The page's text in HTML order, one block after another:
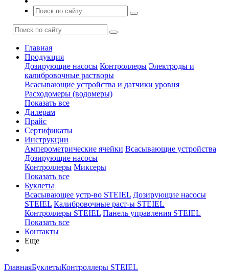
Главная
Продукция
Дозирующие насосы Контроллеры Электроды и
калибровочные растворы
Всасывающие устройства и датчики уровня
Расходомеры (водомеры)
Показать все
Дилерам
Прайс
Сертификаты
Инструкции
Амперометрические ячейки Всасывающие устройства
Дозирующие насосы
Контроллеры Миксеры
Показать все
Буклеты
Всасывающее устр-во STEIEL Дозирующие насосы
STEIEL Калибровочные раст-ы STEIEL
Контроллеры STEIEL Панель управления STEIEL
Показать все
Контакты
Еще
ГлавнаяБуклетыКонтроллеры STEIEL